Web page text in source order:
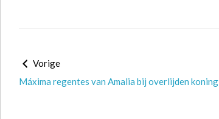
Vorige
Máxima regentes van Amalia bij overlijden koning